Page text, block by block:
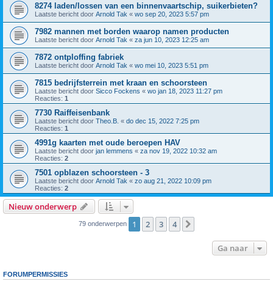
8274 laden/lossen van een binnenvaartschip, suikerbieten?
Laatste bericht door Arnold Tak « wo sep 20, 2023 5:57 pm
7982 mannen met borden waarop namen producten
Laatste bericht door Arnold Tak « za jun 10, 2023 12:25 am
7872 ontploffing fabriek
Laatste bericht door Arnold Tak « wo mei 10, 2023 5:51 pm
7815 bedrijfsterrein met kraan en schoorsteen
Laatste bericht door Sicco Fockens « wo jan 18, 2023 11:27 pm
Reacties: 1
7730 Raiffeisenbank
Laatste bericht door Theo.B. « do dec 15, 2022 7:25 pm
Reacties: 1
4991g kaarten met oude beroepen HAV
Laatste bericht door jan lemmens « za nov 19, 2022 10:32 am
Reacties: 2
7501 opblazen schoorsteen - 3
Laatste bericht door Arnold Tak « zo aug 21, 2022 10:09 pm
Reacties: 2
Nieuw onderwerp
79 onderwerpen 1 2 3 4
Ga naar
FORUMPERMISSIES